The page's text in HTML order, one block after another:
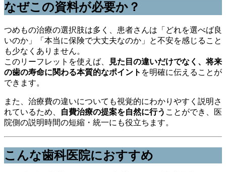
なぜこの資料が必要か？
つめもの治療の選択肢は多く、患者さんは「どれを選べば良
いのか」「本当に保険で大丈夫なのか」と不安を感じること
も少なくありません。
このリーフレットを使えば、
見た目の違いだけでなく、将来
の歯の寿命に関わる本質的なポイント を明確に伝えることが
できます。
また、治療費の違いについても視覚的にわかりやすく説明さ
れているため、
自費治療の提案を自然に行う ことができ、医
院側の説明時間の短縮・統一にも役立ちます。
こんな歯科医院におすすめ